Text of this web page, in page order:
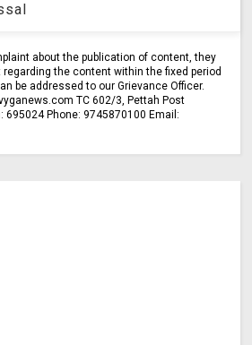
about the publication of content, they
the content within the fixed period
be addressed to our Grievance Officer.
TC 602/3, Pettah Post
695024 Phone: 9745870100 Email: